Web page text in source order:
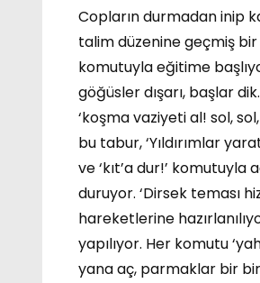
Copların durmadan inip
talim düzenine geçmiş bir
komutuyla eğitime
göğüsler dışarı, başlar
‘koşma vaziyeti al! sol,
bu tabur, ‘Yıldırımlar
ve ‘kıt’a dur!’
duruyor. ‘Dirsek teması
hareketlerine
yapılıyor. Her komutu
yana aç, parmaklar bir